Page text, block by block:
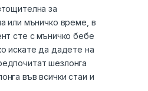
за
или мъничко време, в
сте с мъничко бебе
искате да дадете на
шезлонга
във всички стаи и